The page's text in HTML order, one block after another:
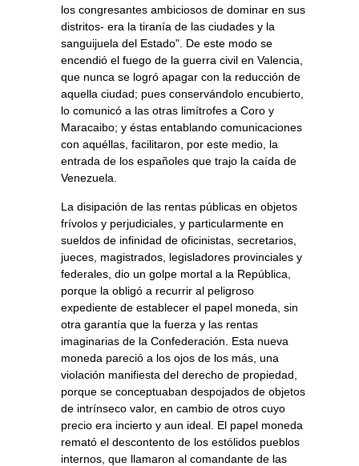
los congresantes ambiciosos de dominar en sus
distritos- era la tiranía de las ciudades y la
sanguijuela del Estado". De este modo se
encendió el fuego de la guerra civil en Valencia,
que nunca se logró apagar con la reducción de
aquella ciudad; pues conservándolo encubierto,
lo comunicó a las otras limítrofes a Coro y
Maracaibo; y éstas entablando comunicaciones
con aquéllas, facilitaron, por este medio, la
entrada de los españoles que trajo la caída de
Venezuela.
La disipación de las rentas públicas en objetos
frívolos y perjudiciales, y particularmente en
sueldos de infinidad de oficinistas, secretarios,
jueces, magistrados, legisladores provinciales y
federales, dio un golpe mortal a la República,
porque la obligó a recurrir al peligroso
expediente de establecer el papel moneda, sin
otra garantía que la fuerza y las rentas
imaginarias de la Confederación. Esta nueva
moneda pareció a los ojos de los más, una
violación manifiesta del derecho de propiedad,
porque se conceptuaban despojados de objetos
de intrínseco valor, en cambio de otros cuyo
precio era incierto y aun ideal. El papel moneda
remató el descontento de los estólidos pueblos
internos, que llamaron al comandante de las